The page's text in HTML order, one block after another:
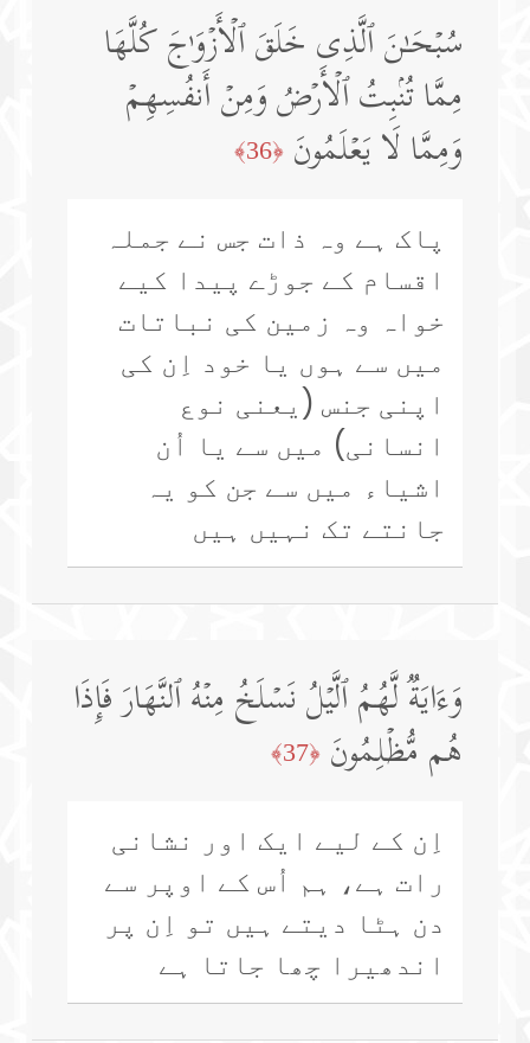
سُبۡحَـٰنَ ٱلَّذِی خَلَقَ ٱلۡأَزۡوَ ٰ⁠جَ كُلَّهَا
مِمَّا تُنۢبِتُ ٱلۡأَرۡضُ وَمِنۡ أَنفُسِهِمۡ
وَمِمَّا لَا یَعۡلَمُونَ ﴿36﴾
پاک ہے وہ ذات جس نے جملہ
اقسام کے جوڑے پیدا کیے
خواہ وہ زمین کی نباتات
میں سے ہوں یا خود اِن کی
اپنی جنس (یعنی نوع
انسانی) میں سے یا اُن
اشیاء میں سے جن کو یہ
جانتے تک نہیں ہیں
وَءَایَةࣱ لَّهُمُ ٱلَّیۡلُ نَسۡلَخُ مِنۡهُ ٱلنَّهَارَ فَإِذَا
هُم مُّظۡلِمُونَ ﴿37﴾
اِن کے لیے ایک اور نشانی
رات ہے، ہم اُس کے اوپر سے
دن ہٹا دیتے ہیں تو اِن پر
اندھیرا چھا جاتا ہے